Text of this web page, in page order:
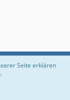
Seite erklären